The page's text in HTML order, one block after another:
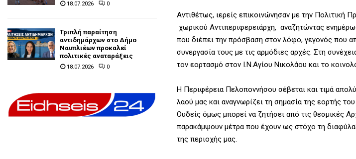
Αντιθέτως, ιερείς επικοινώνησαν με την Πολιτική
χωρικού Αντιπεριφερειάρχη, αναζητώντας
που διέπει την πρόσβαση στον λόφο, γεγονός που
συνεργασία τους με τις αρμόδιες αρχές. Στη
τον εορτασμό στον Ι.Ν.Αγίου Νικολάου και το
Η Περιφέρεια Πελοποννήσου σέβεται και τιμά
λαού μας και αναγνωρίζει τη σημασία της εορτής
Ουδείς όμως μπορεί να ζητήσει από τις θεσμικές
παρακάμψουν μέτρα που έχουν ως στόχο τη
της περιοχής μας.
18.07.2026 0
Τριπλή παραίτηση
αντιδημάρχων στο Δήμο
Ναυπλιέων προκαλεί
πολιτικές αναταράξεις
18.07.2026 0